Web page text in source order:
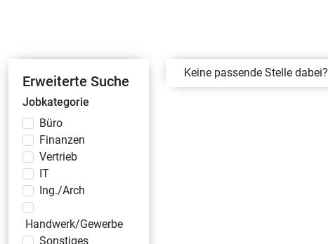
Erweiterte Suche
Jobkategorie
Büro
Finanzen
Vertrieb
IT
Ing./Arch
Handwerk/Gewerbe
Sonstiges
Keine passende Stelle dabei?